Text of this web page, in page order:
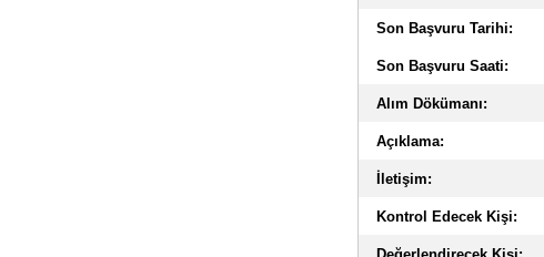
Son Başvuru Tarihi:
Son Başvuru Saati:
Alım Dökümanı:
Açıklama:
İletişim:
Kontrol Edecek Kişi: